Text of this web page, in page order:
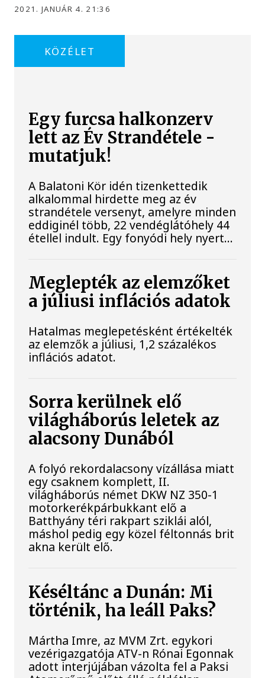
2021. JANUÁR 4. 21:36
KÖZÉLET
Egy furcsa halkonzerv
lett az Év Strandétele -
mutatjuk!
A Balatoni Kör idén tizenkettedik
alkalommal hirdette meg az év
strandétele versenyt, amelyre minden
eddiginél több, 22 vendéglátóhely 44
étellel indult. Egy fonyódi hely nyert...
Meglepték az elemzőket
a júliusi inflációs adatok
Hatalmas meglepetésként értékelték
az elemzők a júliusi, 1,2 százalékos
inflációs adatot.
Sorra kerülnek elő
világháborús leletek az
alacsony Dunából
A folyó rekordalacsony vízállása miatt
egy csaknem komplett, II.
világháborús német DKW NZ 350-1
motorkerékpárbukkant elő a
Batthyány téri rakpart sziklái alól,
máshol pedig egy közel féltonnás brit
akna került elő.
Késéltánc a Dunán: Mi
történik, ha leáll Paks?
Mártha Imre, az MVM Zrt. egykori
vezérigazgatója ATV-n Rónai Egonnak
adott interjújában vázolta fel a Paksi